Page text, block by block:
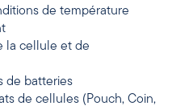
de température
la cellule et de
de batteries
de cellules (Pouch, Coin,